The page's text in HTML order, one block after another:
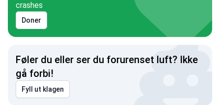
crashes
Doner
Føler du eller ser du forurenset luft? Ikke
gå forbi!
Fyll ut klagen